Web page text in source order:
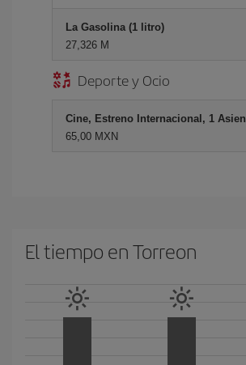
La Gasolina (1 litro)
27,326 M
Deporte y Ocio
Cine, Estreno Internacional, 1
65,00 MXN
El tiempo en Torreon